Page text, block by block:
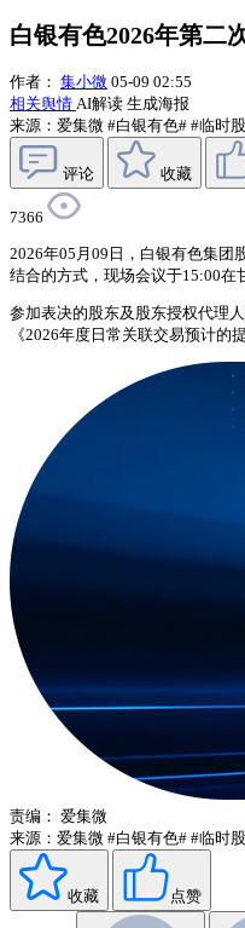
白银有色2026年第二
作者： 集小微 05-09 02:55
相关舆情 AI解读 生成海报
来源：爱集微 #白银有色# #临时
评论 收藏
7366
2026年05月09日，白银有色集团
结合的方式，现场会议于15:00在
参加表决的股东及股东授权代理
《2026年度日常关联交易预计的
责编： 爱集微
来源：爱集微 #白银有色# #临时
收藏 点赞